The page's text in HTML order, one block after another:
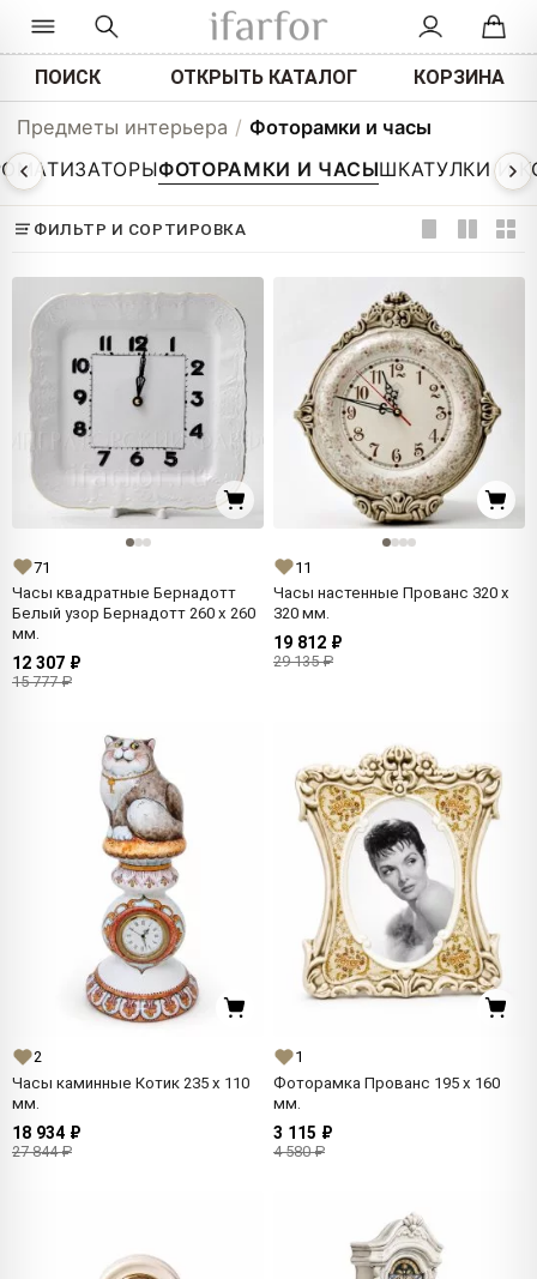
ПОИСК ОТКРЫТЬ КАТАЛОГ КОРЗИНА
Предметы интерьера / Фоторамки и часы
ФОТОРАМКИ И ЧАСЫШКАТУЛКИ И
ФИЛЬТР И СОРТИРОВКА
71
Часы квадратные Бернадотт
Белый узор Бернадотт 260 x 260
мм.
12 307 ₽
15 777 ₽
11
Часы настенные Прованс 320 x
320 мм.
19 812 ₽
29 135 ₽
2
Часы каминные Котик 235 x 110
мм.
18 934 ₽
27 844 ₽
1
Фоторамка Прованс 195 x 160
мм.
3 115 ₽
4 580 ₽